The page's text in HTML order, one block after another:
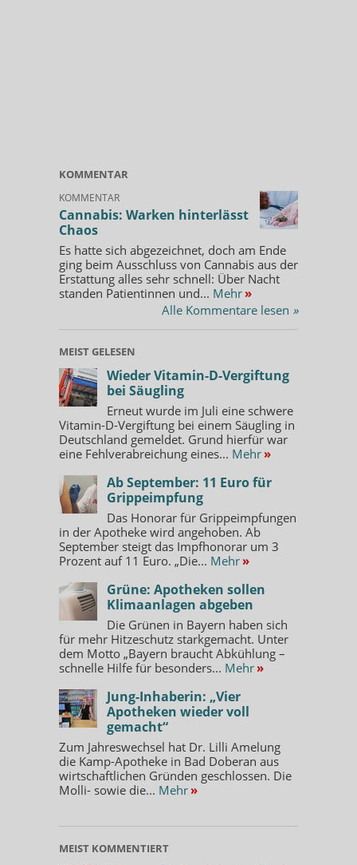
KOMMENTAR
KOMMENTAR
Cannabis: Warken hinterlässt
Chaos
Es hatte sich abgezeichnet, doch am Ende
ging beim Ausschluss von Cannabis aus der
Erstattung alles sehr schnell: Über Nacht
standen Patientinnen und... Mehr »
Alle Kommentare lesen »
MEIST GELESEN
Wieder Vitamin-D-Vergiftung
bei Säugling
Erneut wurde im Juli eine schwere
Vitamin-D-Vergiftung bei einem Säugling in
Deutschland gemeldet. Grund hierfür war
eine Fehlverabreichung eines... Mehr »
Ab September: 11 Euro für
Grippeimpfung
Das Honorar für Grippeimpfungen
in der Apotheke wird angehoben. Ab
September steigt das Impfhonorar um 3
Prozent auf 11 Euro. „Die... Mehr »
Grüne: Apotheken sollen
Klimaanlagen abgeben
Die Grünen in Bayern haben sich
für mehr Hitzeschutz starkgemacht. Unter
dem Motto „Bayern braucht Abkühlung –
schnelle Hilfe für besonders... Mehr »
Jung-Inhaberin: „Vier
Apotheken wieder voll
gemacht“
Zum Jahreswechsel hat Dr. Lilli Amelung
die Kamp-Apotheke in Bad Doberan aus
wirtschaftlichen Gründen geschlossen. Die
Molli- sowie die... Mehr »
MEIST KOMMENTIERT